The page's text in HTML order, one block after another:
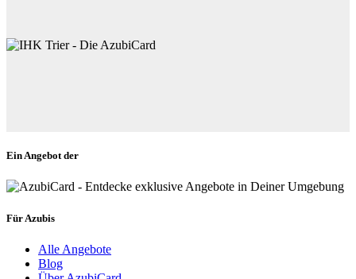
Ein Angebot der
Für Azubis
Alle Angebote
Blog